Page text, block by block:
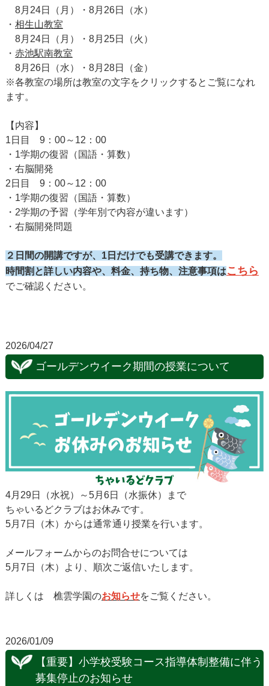
8月24日（月）・8月26日（水）
・ 相生山教室
8月24日（月）・8月25日（火）
・ 赤池駅南教室
8月26日（水）・8月28日（金）
※各教室の場所は教室の文字をクリックするとご覧になれ
ます。
【内容】
1日目 9：00～12：00
・1学期の復習（国語・算数）
・右脳開発
2日目 9：00～12：00
・1学期の復習（国語・算数）
・2学期の予習（学年別で内容が違います）
・右脳開発問題
２日間の開講ですが、1日だけでも受講できます。
時間割と詳しい内容や、料金、持ち物、注意事項はこちら
でご確認ください。
2026/04/27
ゴールデンウイーク期間の授業について
4月29日（水祝）～5月6日（水振休）まで
ちゃいるどクラブはお休みです。
5月7日（木）からは通常通り授業を行います。
メールフォームからのお問合せについては
5月7日（木）より、順次ご返信いたします。
詳しくは 樵雲学園のお知らせをご覧ください。
2026/01/09
【重要】小学校受験コース指導体制整備に伴う
募集停止のお知らせ